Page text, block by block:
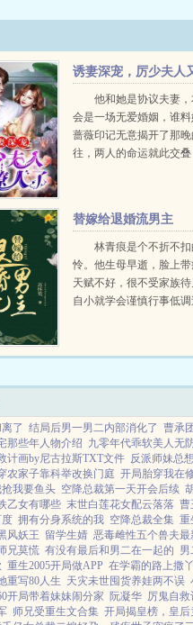
诱妻深宠，厉少夫人
撩人了他和她是协议夫妻
会是一场无爱婚姻，谁
蔷薇印记无意揭开了那
往，两人的命运就此交
就算你...
替嫁给退婚流男主
林青痕是个不折不
怜。他生母早逝，脸上
天赋不好，很不受家族
自小就学会谨慎行事低
药养活自己。直到一桩
了 结局后男一男二内部消化了 曹承
那些年人物介绍 九零年代乖软美人无
计画by尼古拉斯TXT文件 反派师妹总
农家子靠科举改换门庭 开局胎穿我在
我要鱼头 空降总裁第一天开会后续
乙女有哪些 末世白莲花女配云落落 曹
拥有分身系统的我 空降总裁全集 重
风妖王 留学生婧 恶毒雌性五个兽夫最
兄莫慌 有没有最后和男二在一起的 男
重生2005开局做APP 在学霸的路上撒
重写80人生 天灾未世囤货养娃两不误
开局带着妹妹闹分家 阮凝华 厉鬼自救
师兄受重生文合集 开局揭皇榜，皇后